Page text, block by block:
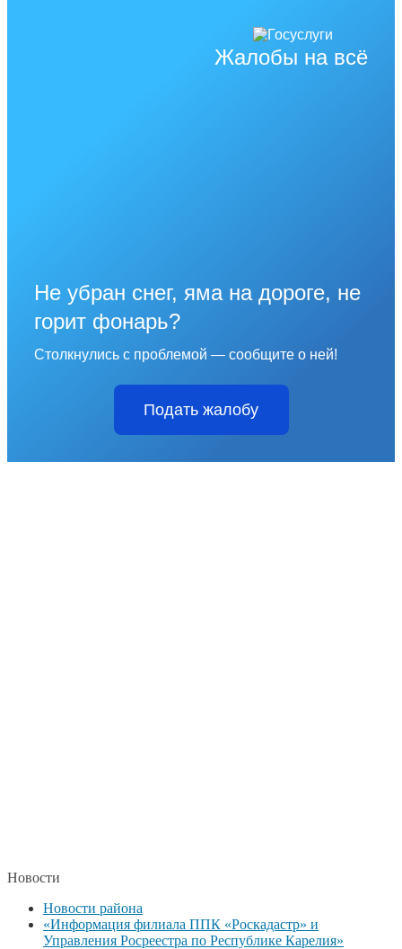
Жалобы на всё
Не убран снег, яма на дороге, не
горит фонарь?
Столкнулись с проблемой — сообщите о ней!
Подать жалобу
Новости
Новости района
«Информация филиала ППК «Роскадастр» и
Управления Росреестра по Республике Карелия»